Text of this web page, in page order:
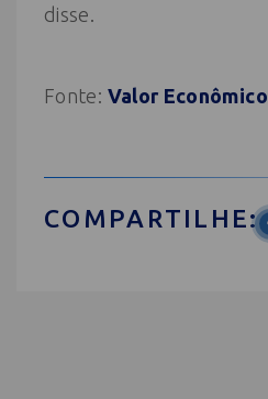
disse.
Fonte: Valor Econômico
COMPARTILHE: